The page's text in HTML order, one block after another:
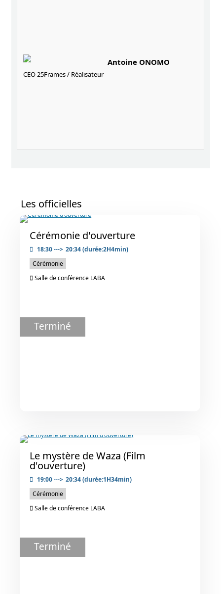
Antoine ONOMO
CEO 25Frames / Réalisateur
Les officielles
Cérémonie d'ouverture
18:30---> 20:34(durée:2H4min)
Cérémonie
Salle de conférence LABA
Terminé
Le mystère de Waza (Film
d'ouverture)
19:00---> 20:34(durée:1H34min)
Cérémonie
Salle de conférence LABA
Terminé